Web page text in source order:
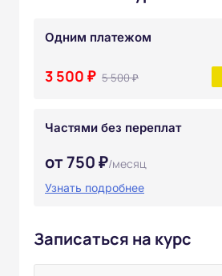
Одним платежом
3 500 ₽ 5 500 ₽
Частями без переплат
от 750 ₽/месяц
Узнать подробнее
Записаться на курс